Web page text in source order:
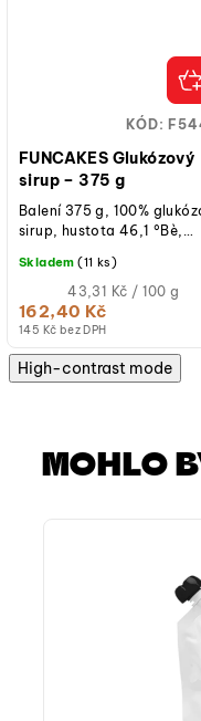
FUNCAKES Glukózový
sirup – 375 g
145 Kč bez DPH
162,40 Kč
Měrná
cena:
(jednotková
43,31 Kč / 100 g
Skladem (11 ks)
Balení 375 g, 100%
sirup, hustota 46,1 °Bè,
krémů, karamelu,
KÓD:
High-contrast mode
MOHLO